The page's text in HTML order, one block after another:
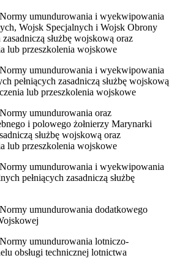
umundurowania i wyekwipowania
Wojsk Specjalnych i Wojsk Obrony
służbę wojskową oraz
lub przeszkolenia wojskowe
umundurowania i wyekwipowania
pełniących zasadniczą służbę wojskową
lub przeszkolenia wojskowe
umundurowania oraz
i polowego żołnierzy Marynarki
służbę wojskową oraz
lub przeszkolenia wojskowe
umundurowania i wyekwipowania
pełniących zasadniczą służbę
umundurowania dodatkowego
umundurowania lotniczo-
obsługi technicznej lotnictwa